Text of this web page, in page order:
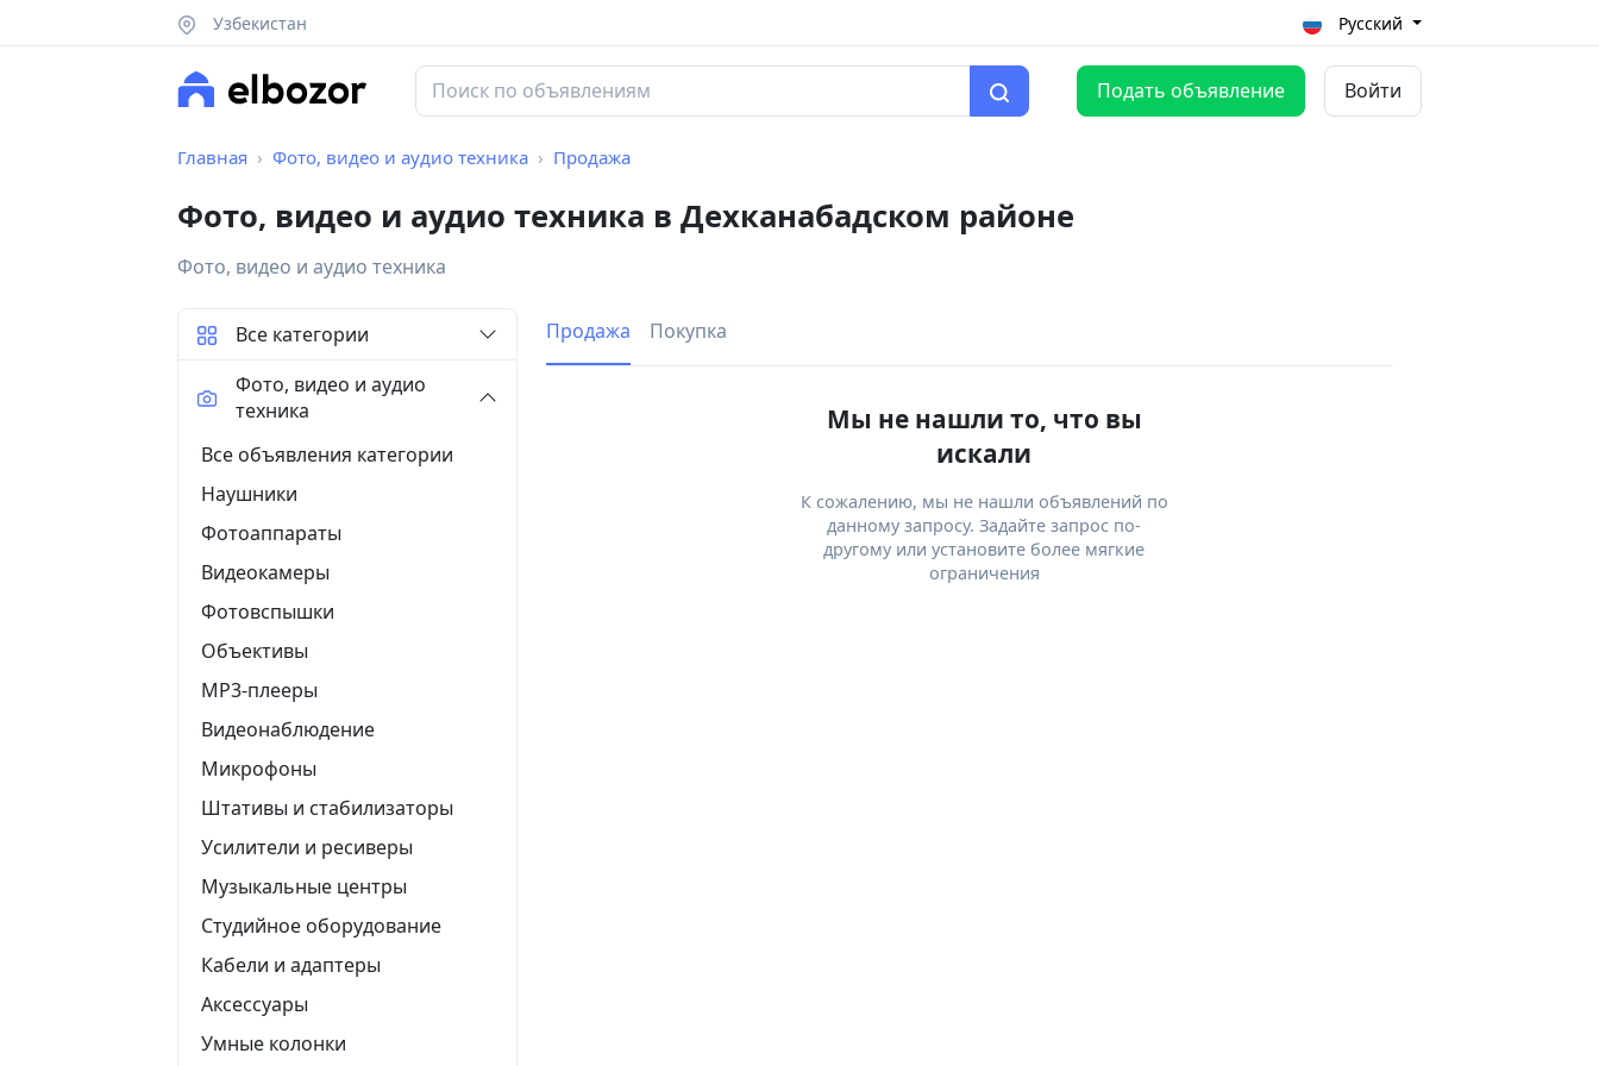
Узбекистан Русский
Подать объявление Войти
Главная Фото, видео и аудио техника Продажа
Фото, видео и аудио техника в Дехканабадском районе
Фото, видео и аудио техника
Продажа Покупка
Мы не нашли то, что вы
искали
К сожалению, мы не нашли объявлений по
данному запросу. Задайте запрос по-
другому или установите более мягкие
ограничения
Все категории
Фото, видео и аудио
техника
Все объявления категории
Наушники
Фотоаппараты
Видеокамеры
Фотовспышки
Объективы
MP3-плееры
Видеонаблюдение
Микрофоны
Штативы и стабилизаторы
Усилители и ресиверы
Музыкальные центры
Студийное оборудование
Кабели и адаптеры
Аксессуары
Умные колонки